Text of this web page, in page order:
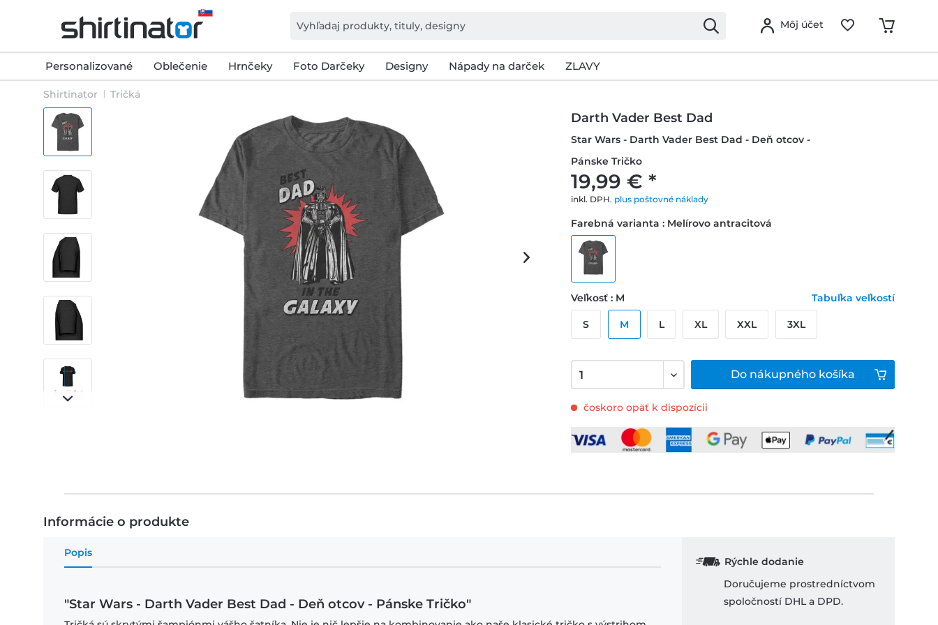
Môj účet
Personalizované Oblečenie Hrnčeky Foto Darčeky Designy Nápady na darček ZLAVY
Shirtinator Tričká
Darth Vader Best Dad
Star Wars - Darth Vader Best Dad - Deň otcov -
Pánske Tričko
19,99 € *
inkl. DPH. plus poštovné náklady
čoskoro opäť k dispozícii
Farebná varianta : Melírovo antracitová
Veľkosť : M Tabuľka veľkostí
S M L XL XXL 3XL
Do nákupného košíka
Informácie o produkte
Popis
"Star Wars - Darth Vader Best Dad - Deň otcov - Pánske Tričko"
Rýchle dodanie
Doručujeme prostredníctvom
spoločností DHL a DPD.